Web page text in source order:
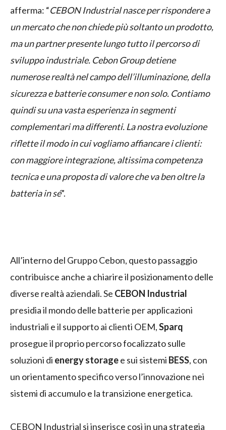
afferma: “CEBON Industrial nasce per rispondere a
un mercato che non chiede più soltanto un prodotto,
ma un partner presente lungo tutto il percorso di
sviluppo industriale. Cebon Group detiene
numerose realtà nel campo dell’illuminazione, della
sicurezza e batterie consumer e non solo. Contiamo
quindi su una vasta esperienza in segmenti
complementari ma differenti. La nostra evoluzione
riflette il modo in cui vogliamo affiancare i clienti:
con maggiore integrazione, altissima competenza
tecnica e una proposta di valore che va ben oltre la
batteria in sé”.
All’interno del Gruppo Cebon, questo passaggio
contribuisce anche a chiarire il posizionamento delle
diverse realtà aziendali. Se CEBON Industrial
presidia il mondo delle batterie per applicazioni
industriali e il supporto ai clienti OEM,Sparq
prosegue il proprio percorso focalizzato sulle
soluzioni di energy storagee sui sistemi BESS, con
un orientamento specifico verso l’innovazione nei
sistemi di accumulo e la transizione energetica.
CEBON Industrial si inserisce così in una strategia